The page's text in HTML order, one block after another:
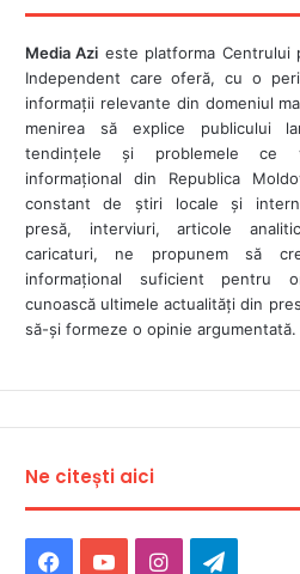
Media Azi este platforma Centrului
Independent care oferă, cu o
informații relevante din domeniul
menirea să explice publicului
tendințele și problemele ce
informațional din Republica
constant de ştiri locale şi
presă, interviuri, articole
caricaturi, ne propunem să
informaţional suficient pentru
cunoască ultimele actualităţi din
să-şi formeze o opinie argumentată.
Ne citești aici
Facebook
YouTubeInstagram